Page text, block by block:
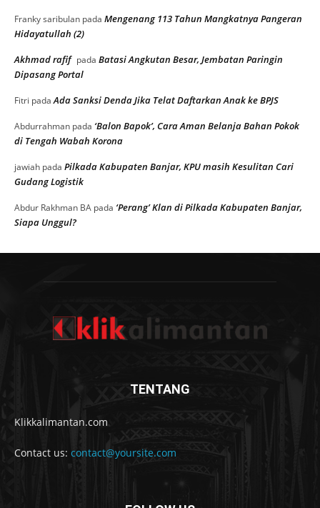
Franky saribulan pada Mengenang 113 Tahun Mangkatnya Pangeran
Hidayatullah (2)
Akhmad rafif pada Batasi Angkutan Besar, Jembatan Paringin
Dipasang Portal
Fitri padaAda Sanksi Denda Jika Telat Daftarkan Anak ke BPJS
Abdurrahman pada ‘Balon Bapok’, Cara Aman Belanja Bahan Pokok
di Tengah Wabah Korona
jawiah pada Pilkada Kabupaten Banjar, KPU masih Kesulitan Cari
Gudang Logistik
Abdur Rakhman BA pada ‘Perang’ Klan di Pilkada Kabupaten Banjar,
Siapa Unggul?
TENTANG
Klikkalimantan.com
Contact us: contact@yoursite.com